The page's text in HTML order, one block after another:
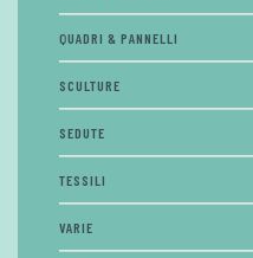
QUADRI & PANNELLI
SCULTURE
SEDUTE
TESSILI
VARIE